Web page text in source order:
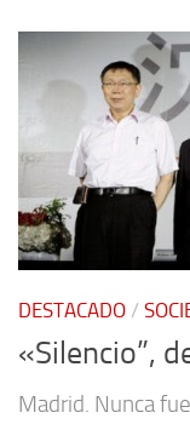
DESTACADO /
«Silencio”,
Madrid. Nunca